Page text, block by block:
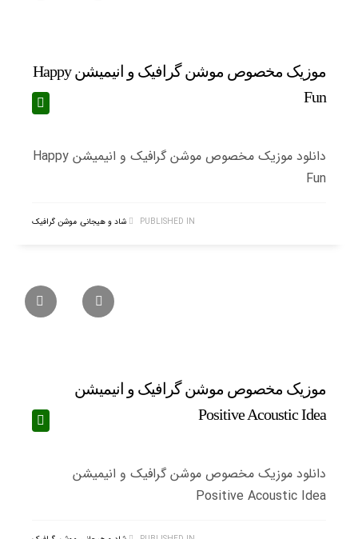
موزیک مخصوص موشن گرافیک و انیمیشن Happy
Fun
دانلود موزیک مخصوص موشن گرافیک و انیمیشن Happy
Fun
PUBLISHED IN شاد و هیجانی, موشن گرافیک
موزیک مخصوص موشن گرافیک و انیمیشن
Positive Acoustic Idea
دانلود موزیک مخصوص موشن گرافیک و انیمیشن
Positive Acoustic Idea